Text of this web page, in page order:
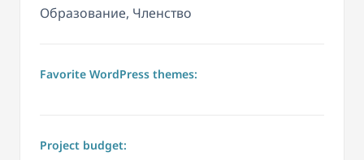
Образование, Членство
Favorite WordPress themes:
Project budget: